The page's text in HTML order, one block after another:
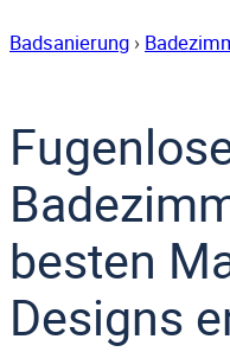
Badsanierung ›
besten
Designs